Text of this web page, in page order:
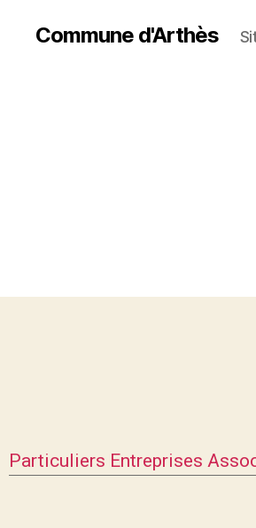
Commune d'Arthès
Particuliers Entreprises